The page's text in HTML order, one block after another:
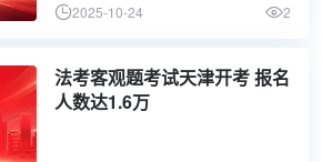
2025-10-24 2
法考客观题考试天津开考 报名
人数达1.6万